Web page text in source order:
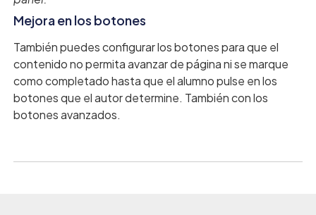
Mejora en los botones
También puedes configurar los botones para que el
contenido no permita avanzar de página ni se marque
como completado hasta que el alumno pulse en los
botones que el autor determine. También con los
botones avanzados.